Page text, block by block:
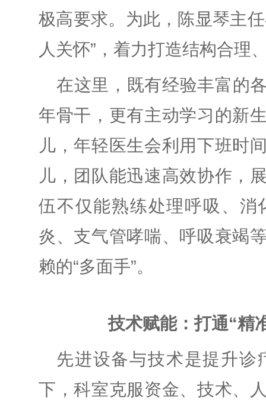
极高要求。为此，陈显琴主
人关怀”，着力打造结构合理
在这里，既有经验丰富的
年骨干，更有主动学习的新
儿，年轻医生会利用下班时
儿，团队能迅速高效协作，
伍不仅能熟练处理呼吸、
炎、支气管哮喘、呼吸衰竭
赖的“多面手”。
技术赋能：打通“精
先进设备与技术是提升诊
下，科室克服资金、技术、